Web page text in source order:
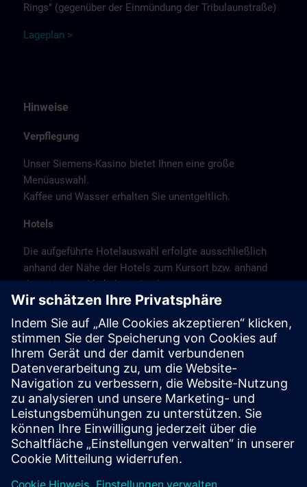
Rings" (gegenüber der Einmündung der Tribulaunstraße)
Lageplan >
Hinweise
Verpflegung
Unser Siemens-Kasino bietet Ihnen eine große
Menüauswahl.
Kaffee und Wasser erhalten Sie unentgeltlich.
Hotels
Die aufgeführte Hotelauswahl erfolgte ausschließlich
anhand der Nähe der Hotels zum Kursort bzw. anhand
der günstigen Verkehrsanbindung zum
Veranstaltungsort.
Es handelt sich hierbei nicht um Siemens-
Vertragshotels, daher können wir für die Qualität der
Hotels keine Gewähr übernehmen.
Bitte beachten Sie, dass München Messestadt ist.
Buchen Sie daher frühzeitig.
Stornierung
Bitte stornieren Sie schriftlich.